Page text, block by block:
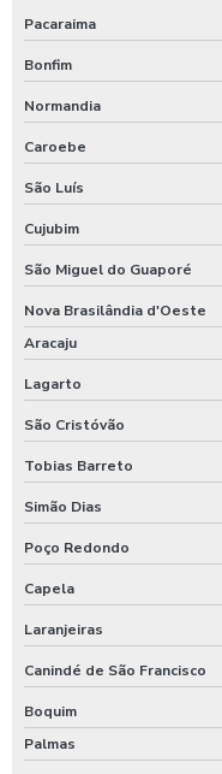
Pacaraima
Bonfim
Normandia
Caroebe
São Luís
Cujubim
São Miguel do Guaporé
Nova Brasilândia d'Oeste
Aracaju
Lagarto
São Cristóvão
Tobias Barreto
Simão Dias
Poço Redondo
Capela
Laranjeiras
Canindé de São Francisco
Boquim
Palmas